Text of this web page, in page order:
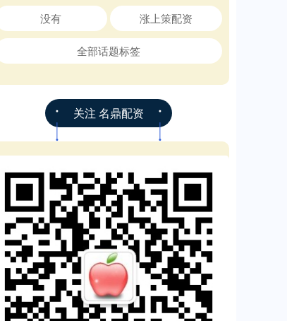
没有 涨上策配资
全部话题标签
关注 名鼎配资